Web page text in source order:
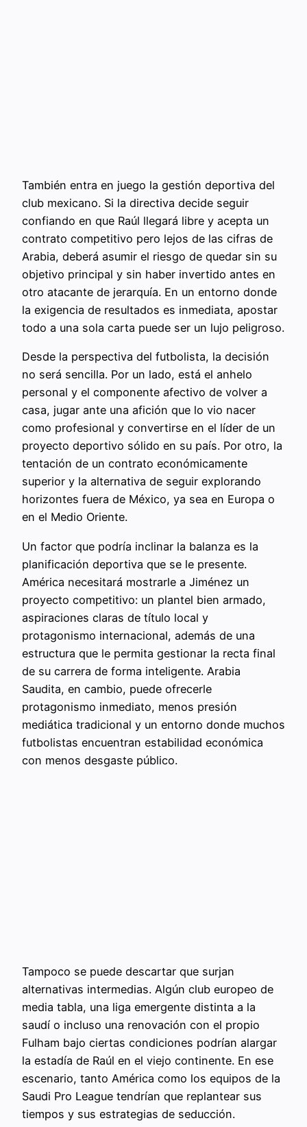
También entra en juego la gestión deportiva del
club mexicano. Si la directiva decide seguir
confiando en que Raúl llegará libre y acepta un
contrato competitivo pero lejos de las cifras de
Arabia, deberá asumir el riesgo de quedar sin su
objetivo principal y sin haber invertido antes en
otro atacante de jerarquía. En un entorno donde
la exigencia de resultados es inmediata, apostar
todo a una sola carta puede ser un lujo peligroso.
Desde la perspectiva del futbolista, la decisión
no será sencilla. Por un lado, está el anhelo
personal y el componente afectivo de volver a
casa, jugar ante una afición que lo vio nacer
como profesional y convertirse en el líder de un
proyecto deportivo sólido en su país. Por otro, la
tentación de un contrato económicamente
superior y la alternativa de seguir explorando
horizontes fuera de México, ya sea en Europa o
en el Medio Oriente.
Un factor que podría inclinar la balanza es la
planificación deportiva que se le presente.
América necesitará mostrarle a Jiménez un
proyecto competitivo: un plantel bien armado,
aspiraciones claras de título local y
protagonismo internacional, además de una
estructura que le permita gestionar la recta final
de su carrera de forma inteligente. Arabia
Saudita, en cambio, puede ofrecerle
protagonismo inmediato, menos presión
mediática tradicional y un entorno donde muchos
futbolistas encuentran estabilidad económica
con menos desgaste público.
Tampoco se puede descartar que surjan
alternativas intermedias. Algún club europeo de
media tabla, una liga emergente distinta a la
saudí o incluso una renovación con el propio
Fulham bajo ciertas condiciones podrían alargar
la estadía de Raúl en el viejo continente. En ese
escenario, tanto América como los equipos de la
Saudi Pro League tendrían que replantear sus
tiempos y sus estrategias de seducción.